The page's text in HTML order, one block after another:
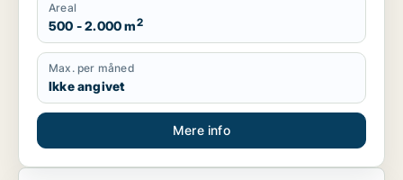
Areal
500 - 2.000 m2
Max. per måned
Ikke angivet
Mere info